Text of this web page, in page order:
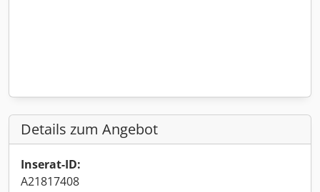
Details zum Angebot
Inserat-ID:
A21817408